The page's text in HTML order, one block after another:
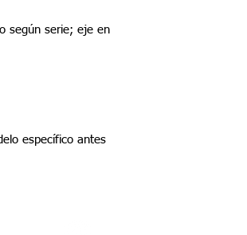
según serie; eje en
específico antes